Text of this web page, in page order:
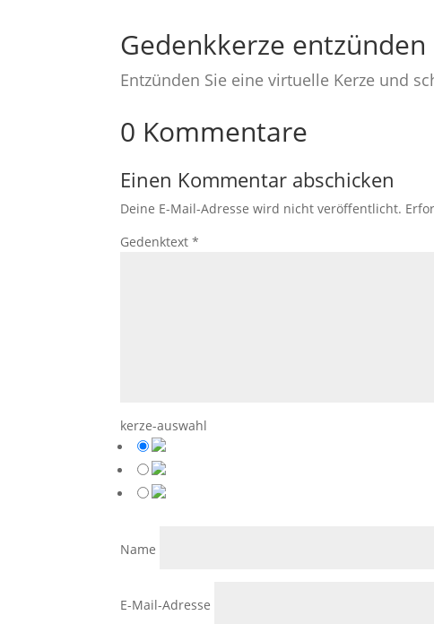
Gedenkkerze entzünden
Entzünden Sie eine virtuelle Kerze und
0 Kommentare
Einen Kommentar abschicken
Deine E-Mail-Adresse wird nicht veröffentlicht.
Gedenktext*
kerze-auswahl
Name
E-Mail-Adresse